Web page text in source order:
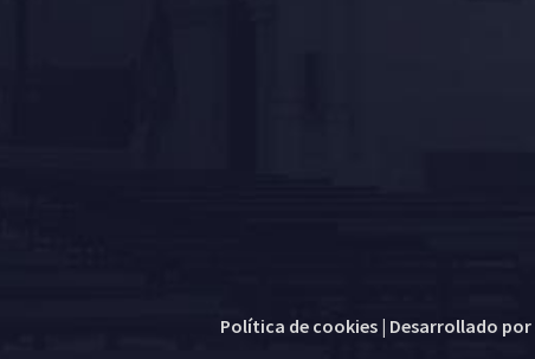
Política de cookies| Desarrollado por